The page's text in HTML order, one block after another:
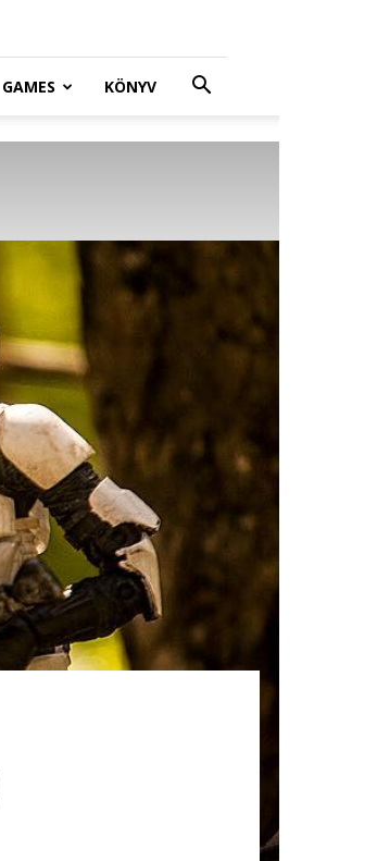
GAMES KÖNYV